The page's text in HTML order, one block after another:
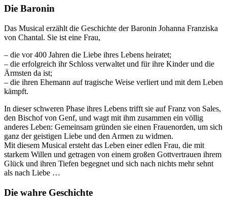
Die Baronin
Das Musical erzählt die Geschichte der Baronin Johanna Franziska
von Chantal. Sie ist eine Frau,
– die vor 400 Jahren die Liebe ihres Lebens heiratet;
– die erfolgreich ihr Schloss verwaltet und für ihre Kinder und die
Ärmsten da ist;
– die ihren Ehemann auf tragische Weise verliert und mit dem Leben
kämpft.
In dieser schweren Phase ihres Lebens trifft sie auf Franz von Sales,
den Bischof von Genf, und wagt mit ihm zusammen ein völlig
anderes Leben: Gemeinsam gründen sie einen Frauenorden, um sich
ganz der geistigen Liebe und den Armen zu widmen.
Mit diesem Musical ersteht das Leben einer edlen Frau, die mit
starkem Willen und getragen von einem großen Gottvertrauen ihrem
Glück und ihren Tiefen begegnet und sich nach nichts mehr sehnt
als nach Liebe …
Die wahre Geschichte